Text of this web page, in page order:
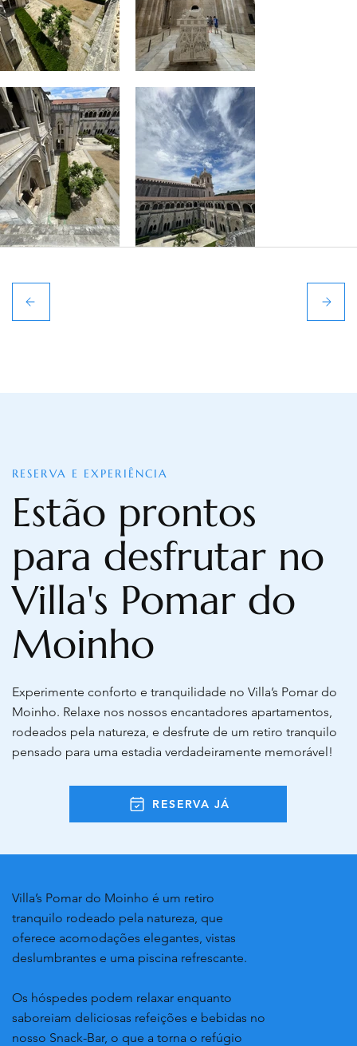
RESERVA E EXPERIÊNCIA
Estão prontos
para desfrutar no
Villa's Pomar do
Moinho
Experimente conforto e tranquilidade no Villa’s Pomar do
Moinho. Relaxe nos nossos encantadores apartamentos,
rodeados pela natureza, e desfrute de um retiro tranquilo
pensado para uma estadia verdadeiramente memorável!
RESERVA JÁ
Villa’s Pomar do Moinho é um retiro
tranquilo rodeado pela natureza, que
oferece acomodações elegantes, vistas
deslumbrantes e uma piscina refrescante.
Os hóspedes podem relaxar enquanto
saboreiam deliciosas refeições e bebidas no
nosso Snack-Bar, o que a torna o refúgio